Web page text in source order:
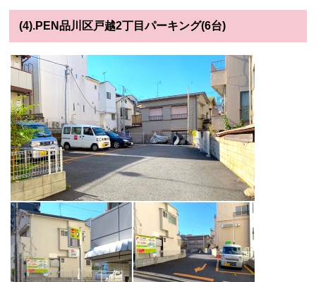
(4).PEN品川区戸越2丁目パーキング(6台)